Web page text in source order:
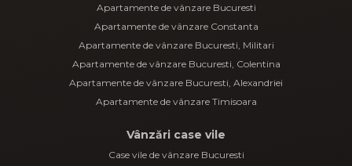
Apartamente de vânzare Bucuresti
Apartamente de vânzare Constanta
Apartamente de vânzare Bucuresti, Militari
Apartamente de vânzare Bucuresti, Colentina
Apartamente de vânzare Bucuresti, Alexandriei
Apartamente de vânzare Timisoara
Vânzări case vile
Case vile de vânzare Bucuresti